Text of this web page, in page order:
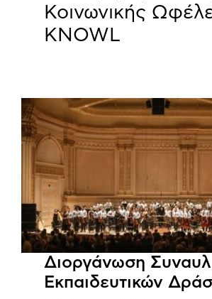
Κοινωνικής
KNOWL
Διοργάνωση
Εκπαιδευτικών